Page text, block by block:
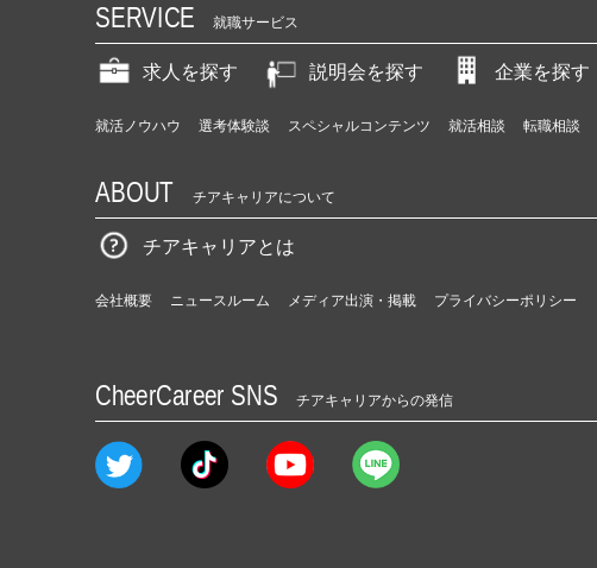
SERVICE 就職サービス
求人を探す 説明会を探す 企業を探す
就活ノウハウ 選考体験談 スペシャルコンテンツ 就活相談 転職相談
ABOUT チアキャリアについて
チアキャリアとは
会社概要 ニュースルーム メディア出演・掲載 プライバシーポリシー
CheerCareer SNS チアキャリアからの発信